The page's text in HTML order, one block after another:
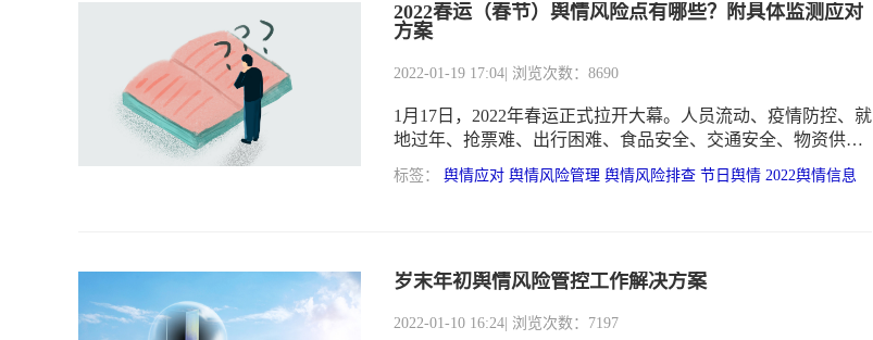
2022春运（春节）舆情风险点有哪些？附具体监测应对
方案
2022-01-19 17:04 | 浏览次数：8690
1月17日，2022年春运正式拉开大幕。人员流动、疫情防控、就
地过年、抢票难、出行困难、食品安全、交通安全、物资供
应、政策信息不统一等等话题再次成为舆论的关注焦点，因
此，不少的企业及政府单位也正面临着巨大的舆情风险管理压
标签： 舆情应对 舆情风险管理 舆情风险排查 节日舆情 2022舆情信息
岁末年初舆情风险管控工作解决方案
2022-01-10 16:24 | 浏览次数：7197